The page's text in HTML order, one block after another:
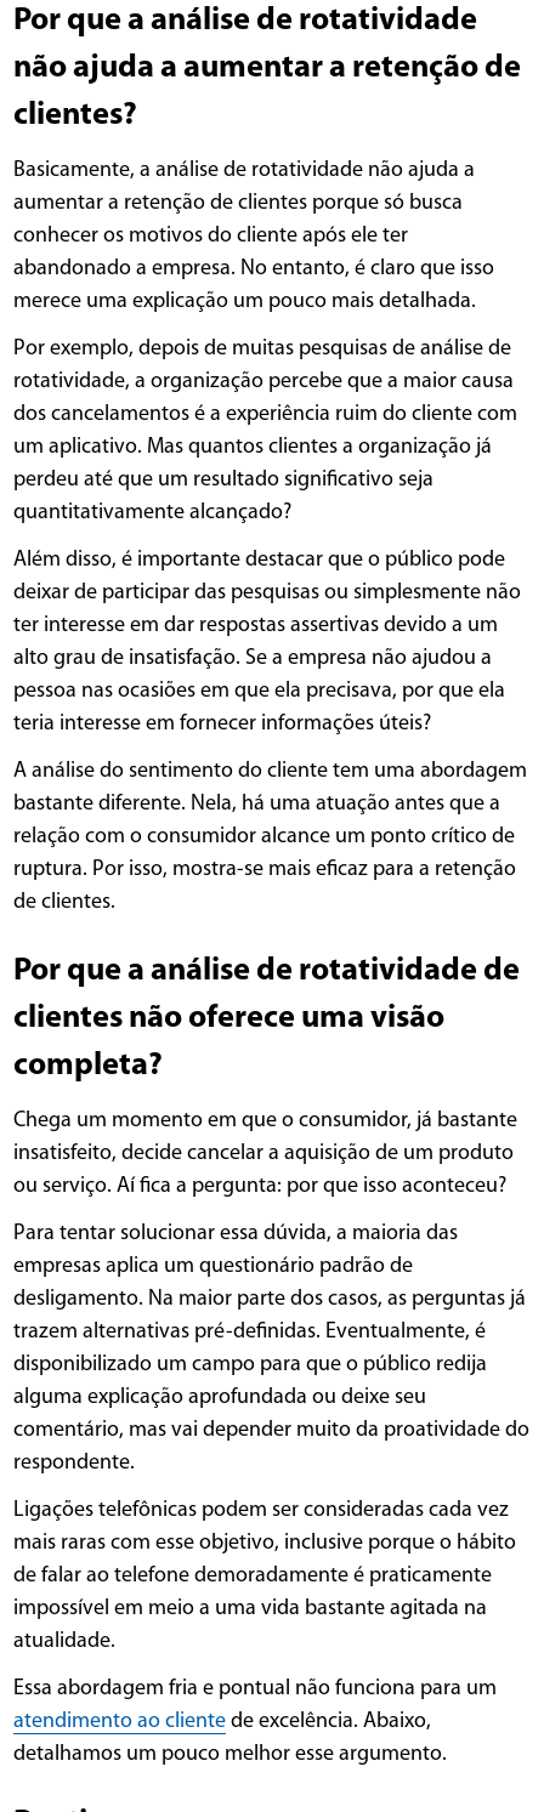
Por que a análise de rotatividade
não ajuda a aumentar a retenção de
clientes?
Basicamente, a análise de rotatividade não ajuda a
aumentar a retenção de clientes porque só busca
conhecer os motivos do cliente após ele ter
abandonado a empresa. No entanto, é claro que isso
merece uma explicação um pouco mais detalhada.
Por exemplo, depois de muitas pesquisas de análise de
rotatividade, a organização percebe que a maior causa
dos cancelamentos é a experiência ruim do cliente com
um aplicativo. Mas quantos clientes a organização já
perdeu até que um resultado significativo seja
quantitativamente alcançado?
Além disso, é importante destacar que o público pode
deixar de participar das pesquisas ou simplesmente não
ter interesse em dar respostas assertivas devido a um
alto grau de insatisfação. Se a empresa não ajudou a
pessoa nas ocasiões em que ela precisava, por que ela
teria interesse em fornecer informações úteis?
A análise do sentimento do cliente tem uma abordagem
bastante diferente. Nela, há uma atuação antes que a
relação com o consumidor alcance um ponto crítico de
ruptura. Por isso, mostra-se mais eficaz para a retenção
de clientes.
Por que a análise de rotatividade de
clientes não oferece uma visão
completa?
Chega um momento em que o consumidor, já bastante
insatisfeito, decide cancelar a aquisição de um produto
ou serviço. Aí fica a pergunta: por que isso aconteceu?
Para tentar solucionar essa dúvida, a maioria das
empresas aplica um questionário padrão de
desligamento. Na maior parte dos casos, as perguntas já
trazem alternativas pré-definidas. Eventualmente, é
disponibilizado um campo para que o público redija
alguma explicação aprofundada ou deixe seu
comentário, mas vai depender muito da proatividade do
respondente.
Ligações telefônicas podem ser consideradas cada vez
mais raras com esse objetivo, inclusive porque o hábito
de falar ao telefone demoradamente é praticamente
impossível em meio a uma vida bastante agitada na
atualidade.
Essa abordagem fria e pontual não funciona para um
atendimento ao cliente de excelência. Abaixo,
detalhamos um pouco melhor esse argumento.